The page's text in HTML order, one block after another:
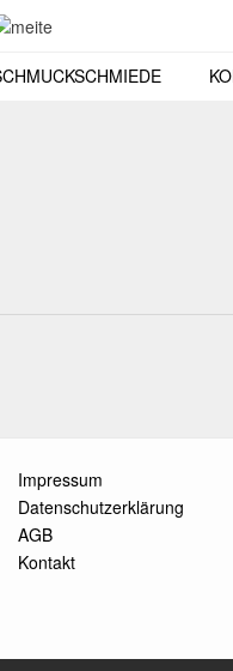
Impressum
Datenschutzerklärung
AGB
Kontakt